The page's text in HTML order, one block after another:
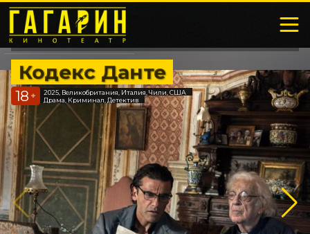
Кодекс Данте
18 +
2025, Великобритания, Италия, Чили, США
Драма, Криминал, Детектив